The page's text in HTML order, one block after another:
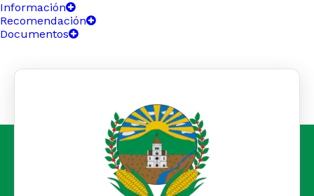
Información
Recomendación
Documentos